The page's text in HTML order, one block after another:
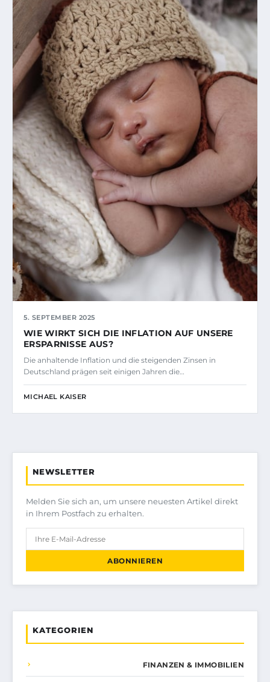
5. SEPTEMBER 2025
WIE WIRKT SICH DIE INFLATION AUF UNSERE
ERSPARNISSE AUS?
Die anhaltende Inflation und die steigenden Zinsen in
Deutschland prägen seit einigen Jahren die…
MICHAEL KAISER
NEWSLETTER
Melden Sie sich an, um unsere neuesten Artikel direkt
in Ihrem Postfach zu erhalten.
ABONNIEREN
KATEGORIEN
FINANZEN & IMMOBILIEN